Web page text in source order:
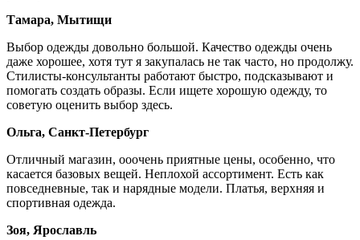
Тамара, Мытищи
Выбор одежды довольно большой. Качество одежды очень
даже хорошее, хотя тут я закупалась не так часто, но продолжу.
Стилисты-консультанты работают быстро, подсказывают и
помогать создать образы. Если ищете хорошую одежду, то
советую оценить выбор здесь.
Ольга, Санкт-Петербург
Отличный магазин, ооочень приятные цены, особенно, что
касается базовых вещей. Неплохой ассортимент. Есть как
повседневные, так и нарядные модели. Платья, верхняя и
спортивная одежда.
Зоя, Ярославль